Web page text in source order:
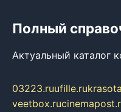
Полный
Актуальный каталог
03223.ruufille.ru
veetbox.ru